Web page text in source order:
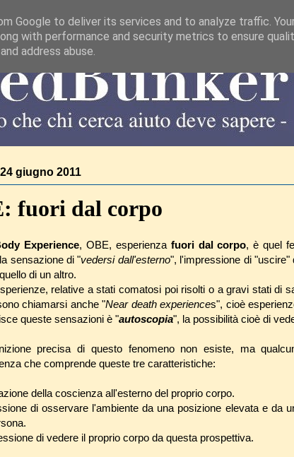
giugno 2011
fuori dal corpo
Experience, OBE, esperienza fuori dal corpo, è quel
sensazione di "vedersi dall'esterno", l'impressione di
di un altro.
relative a stati comatosi poi risolti o a gravi stati di
chiamarsi anche "Near death experiences", cioè
queste sensazioni è "autoscopia", la possibilità cioè di
precisa di questo fenomeno non esiste, ma
che comprende queste tre caratteristiche:
della coscienza all'esterno del proprio corpo.
di osservare l'ambiente da una posizione elevata e da
di vedere il proprio corpo da questa prospettiva.
Google to deliver its services and to analyze traffic.
with performance and security metrics to ensure
address abuse.